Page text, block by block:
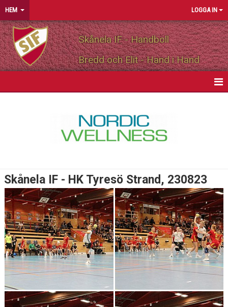
HEM LOGGA IN
Skånela IF - Handboll
Bredd och Elit - Hand i Hand
PARTNERS
MATCHER
KALENDER
KONTAKT LAG
DOKUMENT
Skånela IF - HK Tyresö Strand, 230823